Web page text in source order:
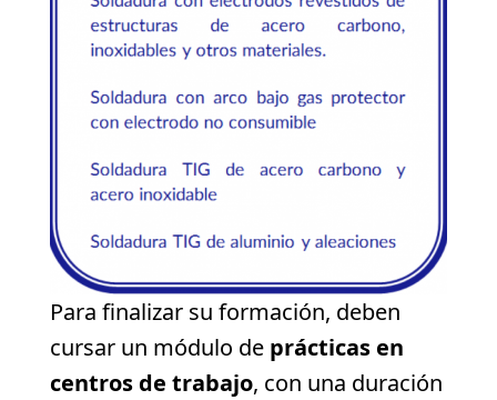
Para finalizar su formación, deben
cursar un módulo de prácticas en
centros de trabajo, con una duración